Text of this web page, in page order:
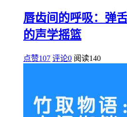
唇齿间的呼吸：弹
的声学摇篮
点赞107 评论0 阅读140